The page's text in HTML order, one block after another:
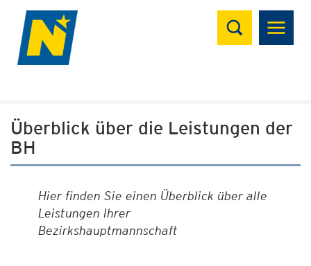
Suchen
Überblick über die Leistungen der
BH
Hier finden Sie einen Überblick über alle
Leistungen Ihrer
Bezirkshauptmannschaft